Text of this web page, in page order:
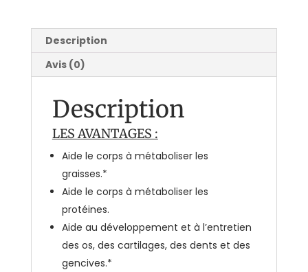
Description
Avis (0)
Description
LES AVANTAGES :
Aide le corps à métaboliser les
graisses.*
Aide le corps à métaboliser les
protéines.
Aide au développement et à l’entretien
des os, des cartilages, des dents et des
gencives.*